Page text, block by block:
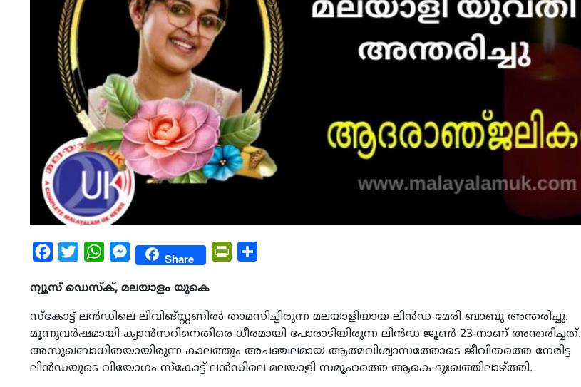
Facebook
Twitter WhatsAppMessengerShare PrintFriendly
ന്യൂസ് ഡെസ്ക്, മലയാളം യുകെ
സ്കോട്ട് ലൻഡിലെ ലിവിങ്‌സ്റ്റണിൽ താമസിച്ചിരുന്ന മലയാളിയായ ലിൻഡ മേരി ബാബു അന്തരിച്ചു.
മൂന്നുവർഷമായി ക്യാൻസറിനെതിരെ ധീരമായി പോരാടിയിരുന്ന ലിൻഡ ജൂൺ 23-നാണ് അന്തരിച്ചത്.
അസുഖബാധിതയായിരുന്ന കാലത്തും അചഞ്ചലമായ ആത്മവിശ്വാസത്തോടെ ജീവിതത്തെ നേരിട്ട
ലിൻഡയുടെ വിയോഗം സ്കോട്ട് ലൻഡിലെ മലയാളി സമൂഹത്തെ ആകെ ദുഃഖത്തിലാഴ്ത്തി.